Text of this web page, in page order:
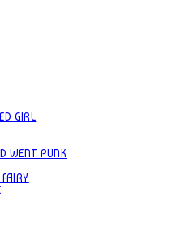
GIRL
WENT PUNK